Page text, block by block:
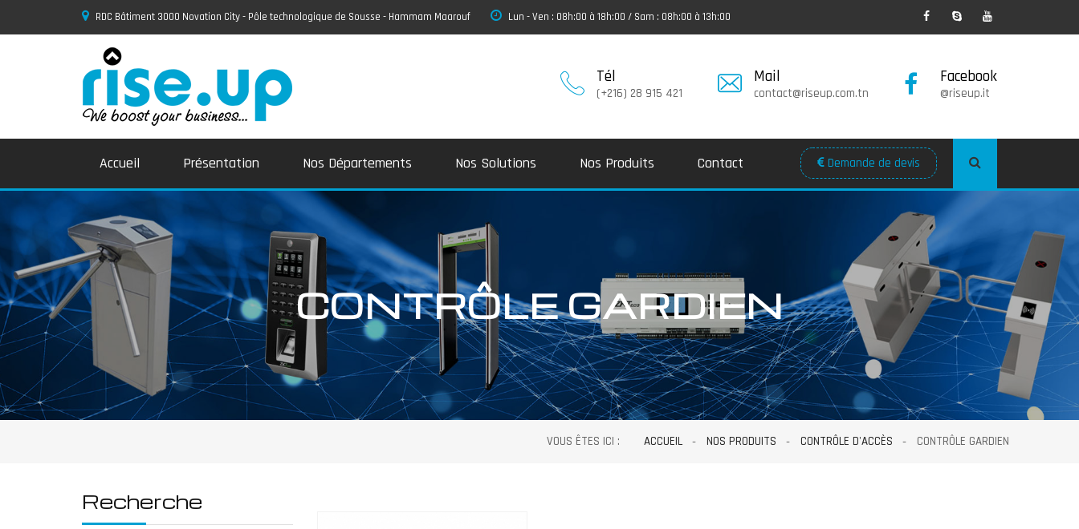
RDC Bâtiment 3000 Novation City - Pôle technologique de Sousse - Hammam Maarouf Lun - Ven : 08h:00 à 18h:00 / Sam : 08h:00 à 13h:00
Tél
(+216) 28 915 421
Mail
contact@riseup.com.tn
Facebook
@riseup.it
Accueil Présentation Nos Départements Nos Solutions Nos Produits Contact Demande de devis
CONTRÔLE GARDIEN
VOUS ÊTES ICI : ACCUEIL NOS PRODUITS CONTRÔLE D'ACCÈS CONTRÔLE GARDIEN
Recherche